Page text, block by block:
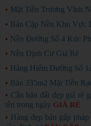
• Mặt Tiền Trương Vĩnh
• Bán Cặp Nền Khu Vực
• Nền Đường Số 4 Kdc
• Nền Định Cư Giá Rẻ
• Hàng Hiếm Đường Số
• Bán 335m2 Mặt Tiền
• Cần bán đất đẹp giá rẻ
tên trong ngày GIÁ RẺ
• Hàng đẹp bán gấp